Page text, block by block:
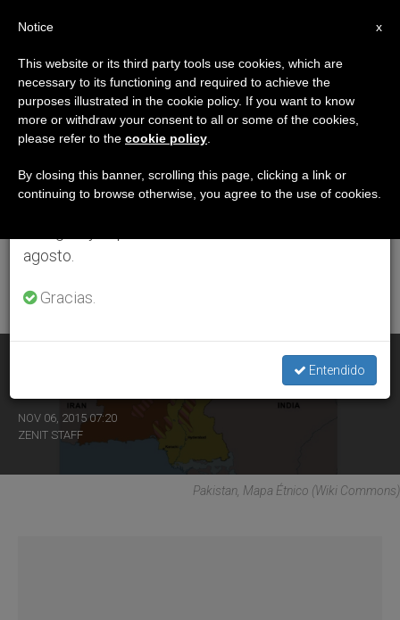
ETIQUETA
Posts Tagged ‘Shama
Y Shahzad’
ÚLTIMAS NOTICIAS
Pakistán: recuerdan a esposos cristianos quemados vivos
NOV 06, 2015 07:20
ZENIT STAFF
Pakistan, Mapa Étnico (Wiki Commons)
×
Aviso importante
Del 27 de julio al 7 de agosto haremos la pausa
anual, aprovechando que en el periodo de verano
se generan menos informaciones y también el
agosto.
Gracias.
Entendido
x
Notice
This website or its third party tools use cookies, which are
necessary to its functioning and required to achieve the
purposes illustrated in the cookie policy. If you want to know
more or withdraw your consent to all or some of the cookies,
please refer to the cookie policy
By closing this banner, scrolling this page, clicking a link or
continuing to browse otherwise, you agree to the use of cookies.